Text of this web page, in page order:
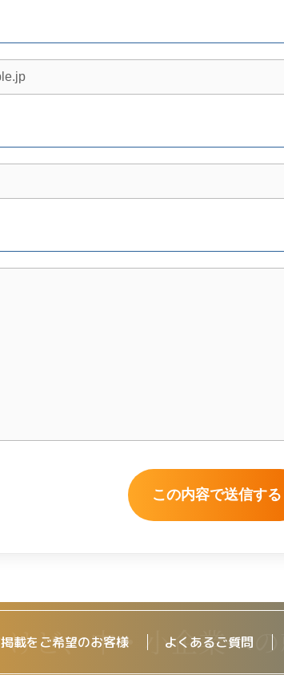
掲載をご希望のお客様 よくあるご質問